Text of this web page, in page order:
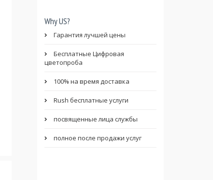
Why US?
Гарантия лучшей цены
Бесплатные Цифровая
цветопроба
100% на время доставка
Rush бесплатные услуги
посвященные лица службы
полное после продажи услуг